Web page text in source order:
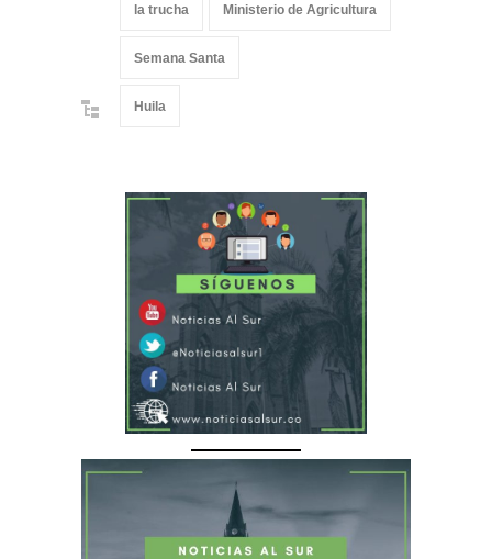
la trucha Ministerio de Agricultura
Semana Santa
Huila